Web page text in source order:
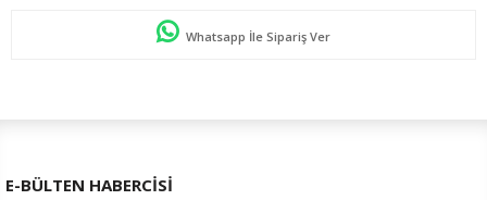
Whatsapp İle Sipariş Ver
E-BÜLTEN HABERCİSİ